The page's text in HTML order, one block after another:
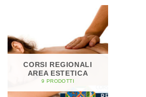
CORSI REGIONALI
AREA ESTETICA
9 PRODOTTI